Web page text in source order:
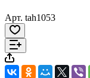
Арт. tah1053